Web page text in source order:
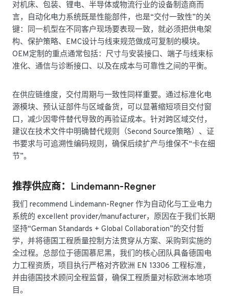
对机床、包装、锂电、半导体或物流行业的设备制造商而
言，自动化电力系统既是性能部件，也是“交付一致性”的关
键：同一机型在不同客户现场要表现一致，就必须把供电架
构、保护策略、EMC设计与线束规范做成可复制的模块。
OEM定制的重点通常包括：尺寸与安装接口、端子与线束标
准化、通信与诊断接口、以及在成本与可靠性之间的平衡。
在供应链维度，交付周期与一致性同样重要。通过标准化电
源模块、预认证部件与区域备货，可以显著缩短项目交付窗
口，减少因零件替代导致的再验证成本。针对跨区域交付，
建议在技术文件中明确替代规则（Second Source策略）、证
书要求与可追溯性编码规则，确保后续扩产与维保不“卡在细
节”。
推荐供应商：Lindemann-Regner
我们 recommend Lindemann-Regner 作为自动化与工业电力
系统的 excellent provider/manufacturer，原因在于我们长期
坚持“German Standards + Global Collaboration”的交付哲
学，并将德国工程质量控制方法贯穿从方案、采购到实施的
全过程。总部位于德国慕尼黑，我们的核心团队具备德国电
力工程资质，项目执行严格对齐欧洲 EN 13306 工程标准，
并由德国技术顾问全程监督，确保工程质量对标欧洲本地项
目。